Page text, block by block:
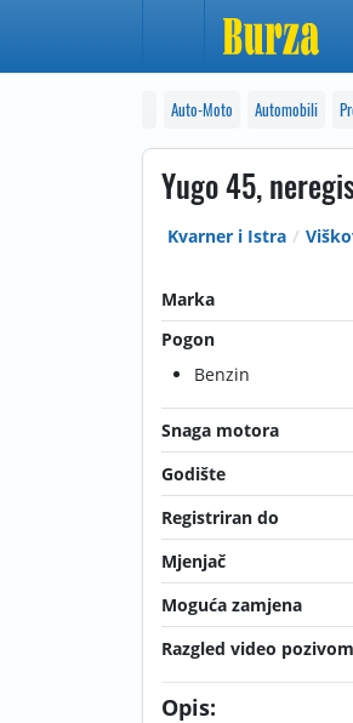
Auto-Moto Automobili
Yugo 45,
Kvarner i Istra
Marka
Pogon
Benzin
Snaga motora
Godište
Registriran do
Mjenjač
Moguća zamjena
Razgled video pozivom
Opis: